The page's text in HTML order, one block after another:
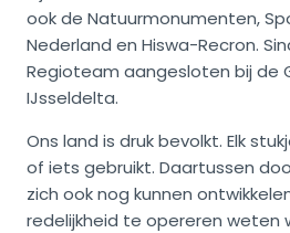
ook de Natuurmonumenten,
Nederland en Hiswa-Recron.
Regioteam aangesloten bij de
IJsseldelta.
Ons land is druk bevolkt. Elk
of iets gebruikt. Daartussen
zich ook nog kunnen
redelijkheid te opereren weten